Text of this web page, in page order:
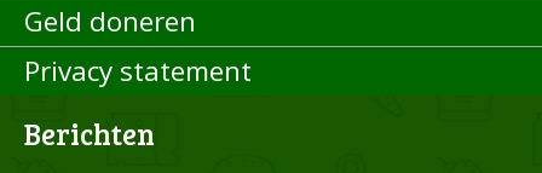
Geld doneren
Privacy statement
Berichten